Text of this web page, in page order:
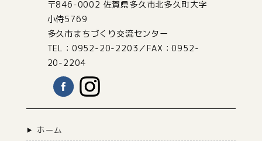
〒846-0002 佐賀県多久市北多久町大字
小侍5769
多久市まちづくり交流センター
TEL：0952-20-2203／FAX：0952-
20-2204
ホーム